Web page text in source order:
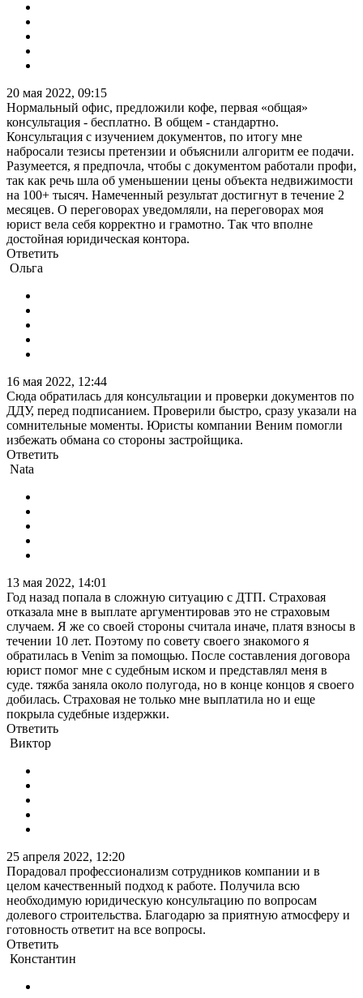
20 мая 2022, 09:15
Нормальный офис, предложили кофе, первая «общая»
консультация - бесплатно. В общем - стандартно.
Консультация с изучением документов, по итогу мне
набросали тезисы претензии и объяснили алгоритм ее подачи.
Разумеется, я предпочла, чтобы с документом работали профи,
так как речь шла об уменьшении цены объекта недвижимости
на 100+ тысяч. Намеченный результат достигнут в течение 2
месяцев. О переговорах уведомляли, на переговорах моя
юрист вела себя корректно и грамотно. Так что вполне
достойная юридическая контора.
Ответить
Ольга
16 мая 2022, 12:44
Сюда обратилась для консультации и проверки документов по
ДДУ, перед подписанием. Проверили быстро, сразу указали на
сомнительные моменты. Юристы компании Веним помогли
избежать обмана со стороны застройщика.
Ответить
Nata
13 мая 2022, 14:01
Год назад попала в сложную ситуацию с ДТП. Страховая
отказала мне в выплате аргументировав это не страховым
случаем. Я же со своей стороны считала иначе, платя взносы в
течении 10 лет. Поэтому по совету своего знакомого я
обратилась в Venim за помощью. После составления договора
юрист помог мне с судебным иском и представлял меня в
суде. тяжба заняла около полугода, но в конце концов я своего
добилась. Страховая не только мне выплатила но и еще
покрыла судебные издержки.
Ответить
Виктор
25 апреля 2022, 12:20
Порадовал профессионализм сотрудников компании и в
целом качественный подход к работе. Получила всю
необходимую юридическую консультацию по вопросам
долевого строительства. Благодарю за приятную атмосферу и
готовность ответит на все вопросы.
Ответить
Константин